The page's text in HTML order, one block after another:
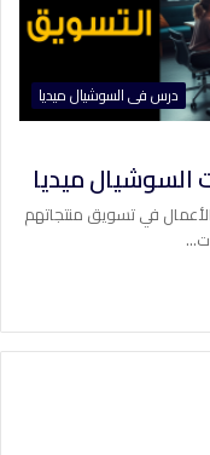
درس فى السوشيال ميديا
ميديا
في تسويق منتجاتهم